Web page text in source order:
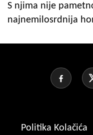
S njima nije
najnemilosrdnija
Politika Kolačića